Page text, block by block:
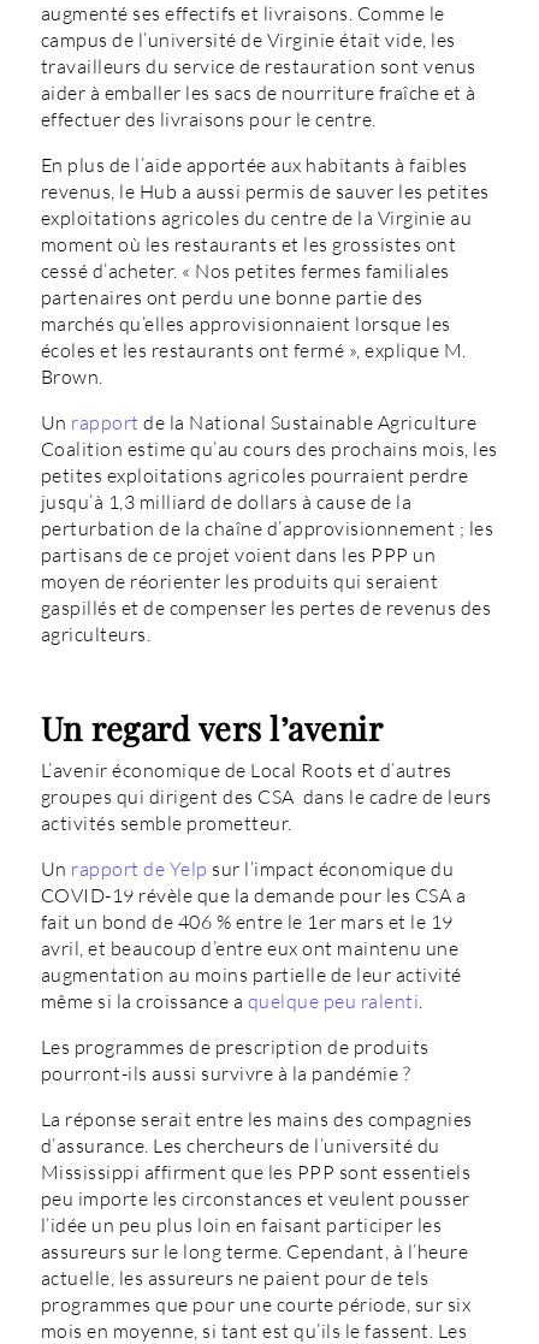
augmenté ses effectifs et livraisons. Comme le
campus de l’université de Virginie était vide, les
travailleurs du service de restauration sont venus
aider à emballer les sacs de nourriture fraîche et à
effectuer des livraisons pour le centre.
En plus de l’aide apportée aux habitants à faibles
revenus, le Hub a aussi permis de sauver les petites
exploitations agricoles du centre de la Virginie au
moment où les restaurants et les grossistes ont
cessé d’acheter. « Nos petites fermes familiales
partenaires ont perdu une bonne partie des
marchés qu’elles approvisionnaient lorsque les
écoles et les restaurants ont fermé », explique M.
Brown.
Un rapport de la National Sustainable Agriculture
Coalition estime qu’au cours des prochains mois, les
petites exploitations agricoles pourraient perdre
jusqu’à 1,3 milliard de dollars à cause de la
perturbation de la chaîne d’approvisionnement ; les
partisans de ce projet voient dans les PPP un
moyen de réorienter les produits qui seraient
gaspillés et de compenser les pertes de revenus des
agriculteurs.
Un regard vers l’avenir
L’avenir économique de Local Roots et d’autres
groupes qui dirigent des CSA dans le cadre de leurs
activités semble prometteur.
Un rapport de Yelp sur l’impact économique du
COVID-19 révèle que la demande pour les CSA a
fait un bond de 406 % entre le 1er mars et le 19
avril, et beaucoup d’entre eux ont maintenu une
augmentation au moins partielle de leur activité
même si la croissance a quelque peu ralenti.
Les programmes de prescription de produits
pourront-ils aussi survivre à la pandémie ?
La réponse serait entre les mains des compagnies
d’assurance. Les chercheurs de l’université du
Mississippi affirment que les PPP sont essentiels
peu importe les circonstances et veulent pousser
l’idée un peu plus loin en faisant participer les
assureurs sur le long terme. Cependant, à l’heure
actuelle, les assureurs ne paient pour de tels
programmes que pour une courte période, sur six
mois en moyenne, si tant est qu’ils le fassent. Les